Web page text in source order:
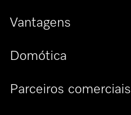
Vantagens
Domótica
Parceiros comerciais